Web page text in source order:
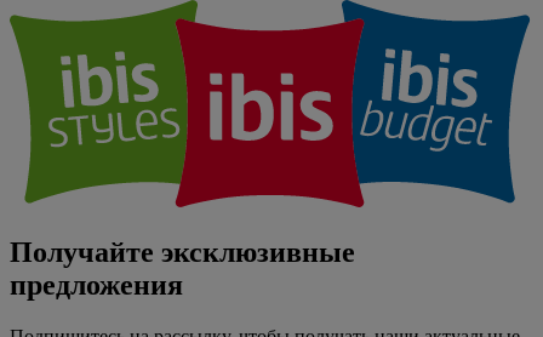
Получайте эксклюзивные
предложения